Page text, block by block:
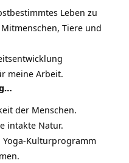
Leben zu
Tiere und
meine Arbeit.
der Menschen.
intakte Natur.
Kulturprogramm